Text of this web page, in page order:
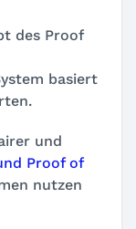
des Proof
basiert
und
Proof of
nutzen